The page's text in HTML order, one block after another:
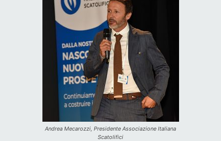
Andrea Mecarozzi, Presidente Associazione Italiana
Scatolifici